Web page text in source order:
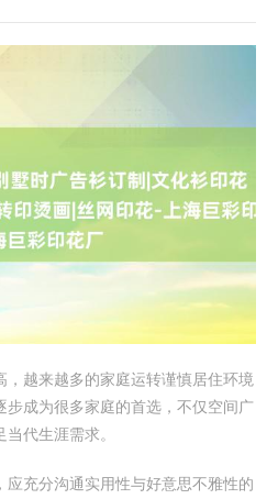
，越来越多的家庭运转谨慎居住环境
步成为很多家庭的首选，不仅空间广
代生涯需求。
充分沟通实用性与好意思不雅性的